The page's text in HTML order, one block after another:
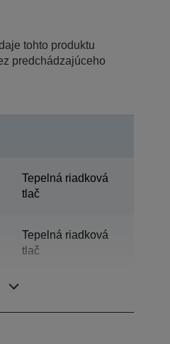
tohto produktu
predchádzajúceho
Tepelná riadková
tlač
Tepelná riadková
tlač